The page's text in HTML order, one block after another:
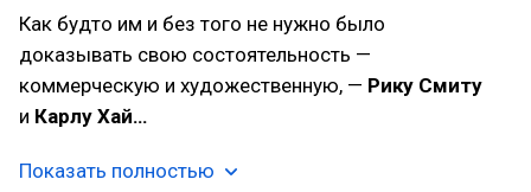
Как будто им и без того не нужно было
доказывать свою состоятельность —
коммерческую и художественную, — Рику Смиту
и Карлу Хай…
Показать полностью